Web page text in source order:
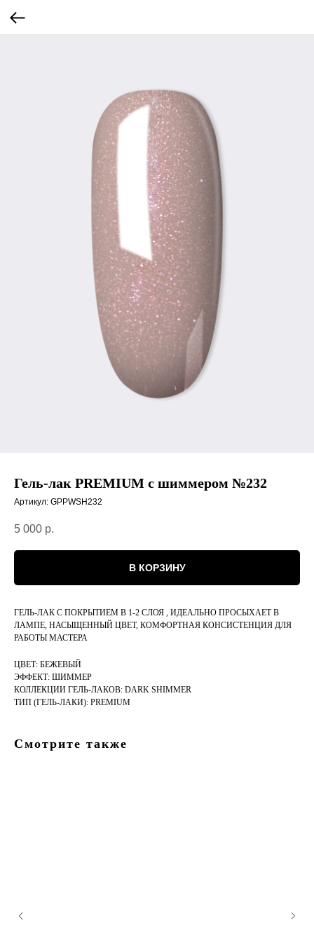
Гель-лак PREMIUM с шиммером №232
Артикул: GPPWSH232
5 000 р.
В КОРЗИНУ
ГЕЛЬ-ЛАК С ПОКРЫТИЕМ В 1-2 СЛОЯ , ИДЕАЛЬНО ПРОСЫХАЕТ В
ЛАМПЕ, НАСЫЩЕННЫЙ ЦВЕТ, КОМФОРТНАЯ КОНСИСТЕНЦИЯ ДЛЯ
РАБОТЫ МАСТЕРА
ЦВЕТ: БЕЖЕВЫЙ
ЭФФЕКТ: ШИММЕР
КОЛЛЕКЦИИ ГЕЛЬ-ЛАКОВ: DARK SHIMMER
ТИП (ГЕЛЬ-ЛАКИ): PREMIUM
Смотрите также